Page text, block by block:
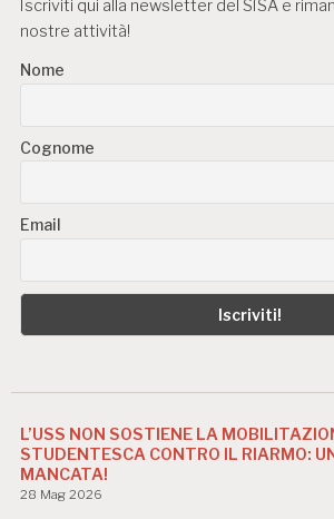
Iscriviti qui alla newsletter del SISA e
nostre attività!
Nome
Cognome
Email
L’USS NON SOSTIENE LA
STUDENTESCA CONTRO IL RIARMO:
MANCATA!
28 Mag 2026